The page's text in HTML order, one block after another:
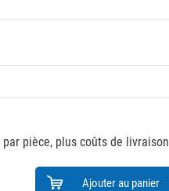
par pièce, plus coûts de livraison
Ajouter au panier